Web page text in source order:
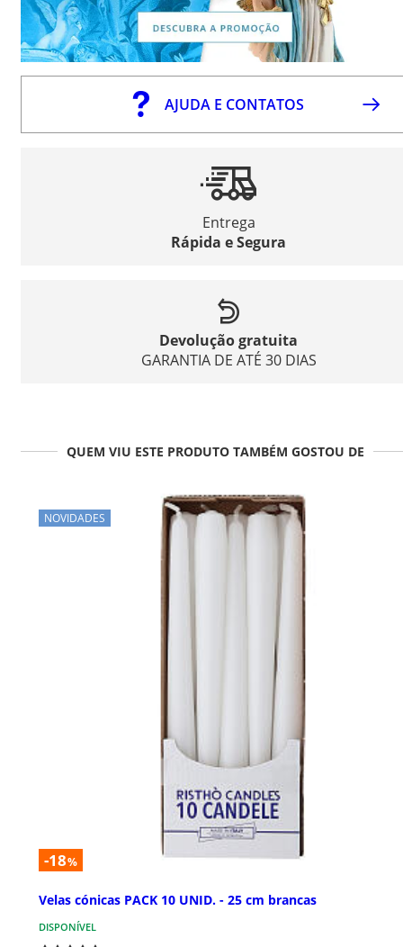
AJUDA E CONTATOS
Entrega
Rápida e Segura
Devolução gratuita
GARANTIA DE ATÉ 30 DIAS
QUEM VIU ESTE PRODUTO TAMBÉM GOSTOU DE
NOVIDADES
-18%
Velas cónicas PACK 10 UNID. - 25 cm brancas
DISPONÍVEL